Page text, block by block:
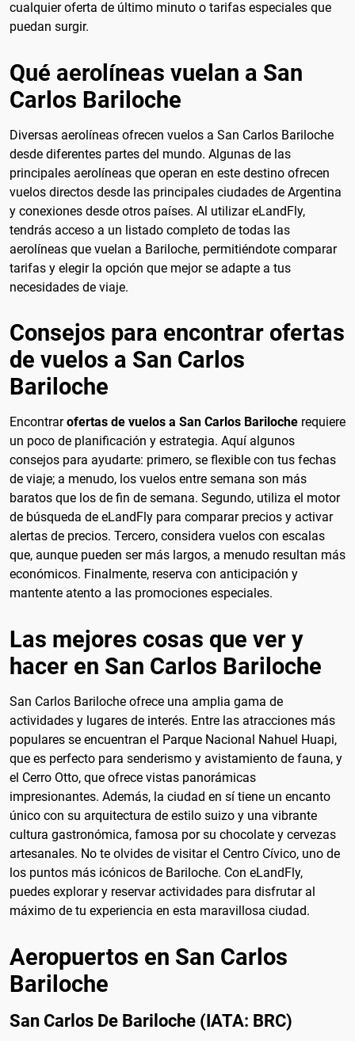
cualquier oferta de último minuto o tarifas especiales que
puedan surgir.
Qué aerolíneas vuelan a San
Carlos Bariloche
Diversas aerolíneas ofrecen vuelos a San Carlos Bariloche
desde diferentes partes del mundo. Algunas de las
principales aerolíneas que operan en este destino ofrecen
vuelos directos desde las principales ciudades de Argentina
y conexiones desde otros países. Al utilizar eLandFly,
tendrás acceso a un listado completo de todas las
aerolíneas que vuelan a Bariloche, permitiéndote comparar
tarifas y elegir la opción que mejor se adapte a tus
necesidades de viaje.
Consejos para encontrar ofertas
de vuelos a San Carlos
Bariloche
Encontrarofertas de vuelos a San Carlos Bariloche requiere
un poco de planificación y estrategia. Aquí algunos
consejos para ayudarte: primero, se flexible con tus fechas
de viaje; a menudo, los vuelos entre semana son más
baratos que los de fin de semana. Segundo, utiliza el motor
de búsqueda de eLandFly para comparar precios y activar
alertas de precios. Tercero, considera vuelos con escalas
que, aunque pueden ser más largos, a menudo resultan más
económicos. Finalmente, reserva con anticipación y
mantente atento a las promociones especiales.
Las mejores cosas que ver y
hacer en San Carlos Bariloche
San Carlos Bariloche ofrece una amplia gama de
actividades y lugares de interés. Entre las atracciones más
populares se encuentran el Parque Nacional Nahuel Huapi,
que es perfecto para senderismo y avistamiento de fauna, y
el Cerro Otto, que ofrece vistas panorámicas
impresionantes. Además, la ciudad en sí tiene un encanto
único con su arquitectura de estilo suizo y una vibrante
cultura gastronómica, famosa por su chocolate y cervezas
artesanales. No te olvides de visitar el Centro Cívico, uno de
los puntos más icónicos de Bariloche. Con eLandFly,
puedes explorar y reservar actividades para disfrutar al
máximo de tu experiencia en esta maravillosa ciudad.
Aeropuertos en San Carlos
Bariloche
San Carlos De Bariloche (IATA: BRC)